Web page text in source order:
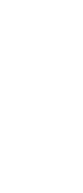
настоящему
ярким акцентом.
сервис и
идеальный результат.